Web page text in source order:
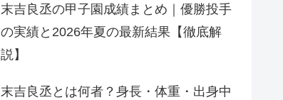
末吉良丞の甲子園成績まとめ｜優勝投手
の実績と2026年夏の最新結果【徹底解
説】
末吉良丞とは何者？身長・体重・出身中